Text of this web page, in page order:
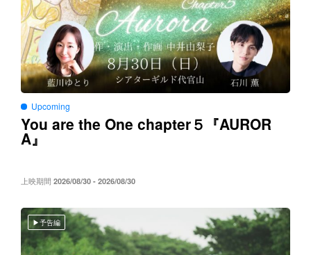
Upcoming
You are the One chapter５ 『AUROR
A』
上映期間 2026/08/30 - 2026/08/30
予告編